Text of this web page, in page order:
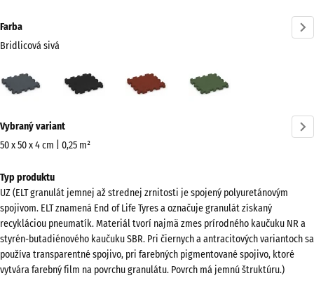
Farba
Bridlicová sivá
červená
informácií
o
Zobraziť
farebnú
paletu
Bridlicová
sivá(active)
Vybraný variant
50 x 50 x 4 cm | 0,25 m²
na
prepravu
540
x
540
x
Typ produktu
UZ (ELT granulát jemnej až strednej zrnitosti je spojený polyuretánovým
spojivom. ELT znamená End of Life Tyres a označuje granulát získaný
recykláciou pneumatík. Materiál tvorí najmä zmes prírodného kaučuku NR a
styrén-butadiénového kaučuku SBR. Pri čiernych a antracitových variantoch sa
používa transparentné spojivo, pri farebných pigmentované spojivo, ktoré
vytvára farebný film na povrchu granulátu. Povrch má jemnú štruktúru.)